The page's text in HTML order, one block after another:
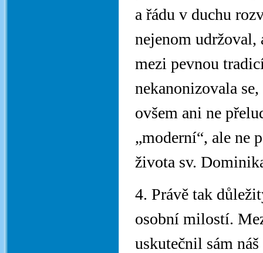
a řádu v duchu
nejenom
mezi pevnou
nekanonizovala
ovšem ani ne
„moderní“, ale ne
života sv.
4. Právě tak
osobní milostí.
uskutečnil sám